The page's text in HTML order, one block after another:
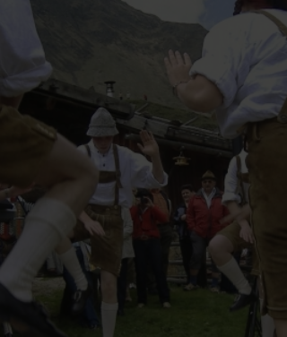
ich möchte die Kataloge der alpetour Touristischen GmbH
und/oder Telefon zu erhalten. Ich kann diese Einwilligung
& Transparenz ist uns sehr wichtig!
wird via SSL verschlüsselt an unseren Server
der alpetour Touristische GmbH zur Kenntnis